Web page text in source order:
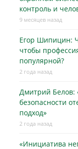
контроль и
9 месяцев назад
Егор Шипицин:
чтобы
популярной?
2 года назад
Дмитрий Белов:
безопасности
подход»
2 года назад
«Инициатива